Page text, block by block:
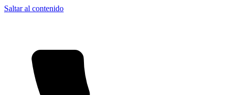
Saltar al contenido